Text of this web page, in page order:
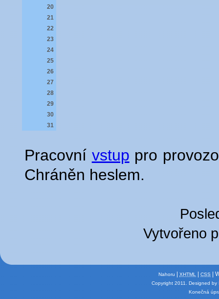
20
21
22
23
24
25
26
27
28
29
30
31
Pracovní vstup pro
Chráněn heslem.
Vytvořeno
Nahoru XHTML CSS |
Copyright 2011.Designed by
Konečná